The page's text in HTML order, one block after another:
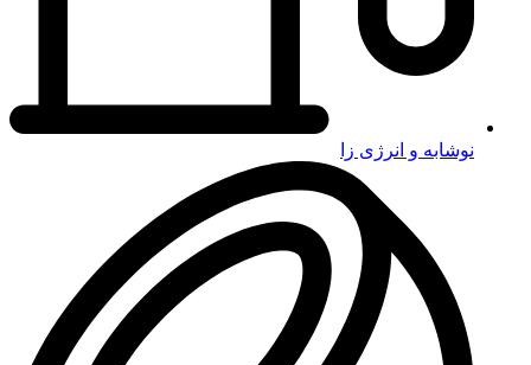
نوشابه و انرژی زا